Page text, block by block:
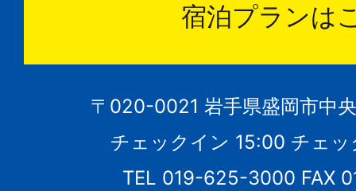
宿泊プランは
〒020-0021 岩手県盛岡市中
チェックイン 15:00 チェ
TEL 019-625-3000 FAX